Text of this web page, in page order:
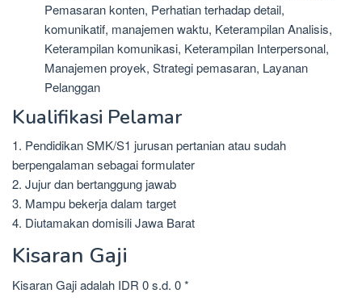
Pemasaran konten, Perhatian terhadap detail,
komunikatif, manajemen waktu, Keterampilan Analisis,
Keterampilan komunikasi, Keterampilan Interpersonal,
Manajemen proyek, Strategi pemasaran, Layanan
Pelanggan
Kualifikasi Pelamar
1. Pendidikan SMK/S1 jurusan pertanian atau sudah
berpengalaman sebagai formulater
2. Jujur dan bertanggung jawab
3. Mampu bekerja dalam target
4. Diutamakan domisili Jawa Barat
Kisaran Gaji
Kisaran Gaji adalah IDR 0 s.d. 0 *